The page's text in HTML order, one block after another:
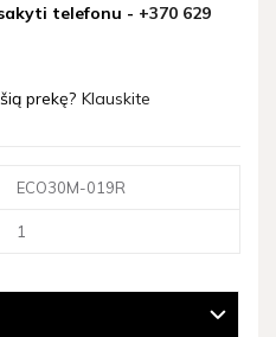
telefonu - +370 629
prekę? Klauskite
ECO30M-019R
1